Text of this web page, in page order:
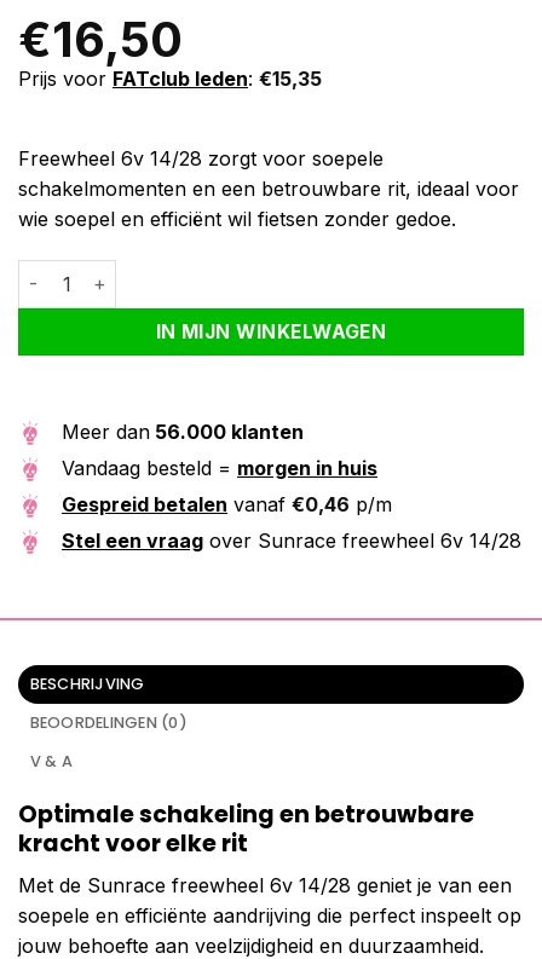
€16,50
Prijs voor FATclub leden: €15,35
Freewheel 6v 14/28 zorgt voor soepele
schakelmomenten en een betrouwbare rit, ideaal voor
wie soepel en efficiënt wil fietsen zonder gedoe.
Sunrace freewheel 6v 14/28 aantal
IN MIJN WINKELWAGEN
Alternative:
Meer dan 56.000 klanten
Vandaag besteld = morgen in huis
Gespreid betalen vanaf €0,46 p/m
Stel een vraag over Sunrace freewheel 6v 14/28
BESCHRIJVING
BEOORDELINGEN (0)
V & A
Optimale schakeling en betrouwbare
kracht voor elke rit
Met de Sunrace freewheel 6v 14/28 geniet je van een
soepele en efficiënte aandrijving die perfect inspeelt op
jouw behoefte aan veelzijdigheid en duurzaamheid.